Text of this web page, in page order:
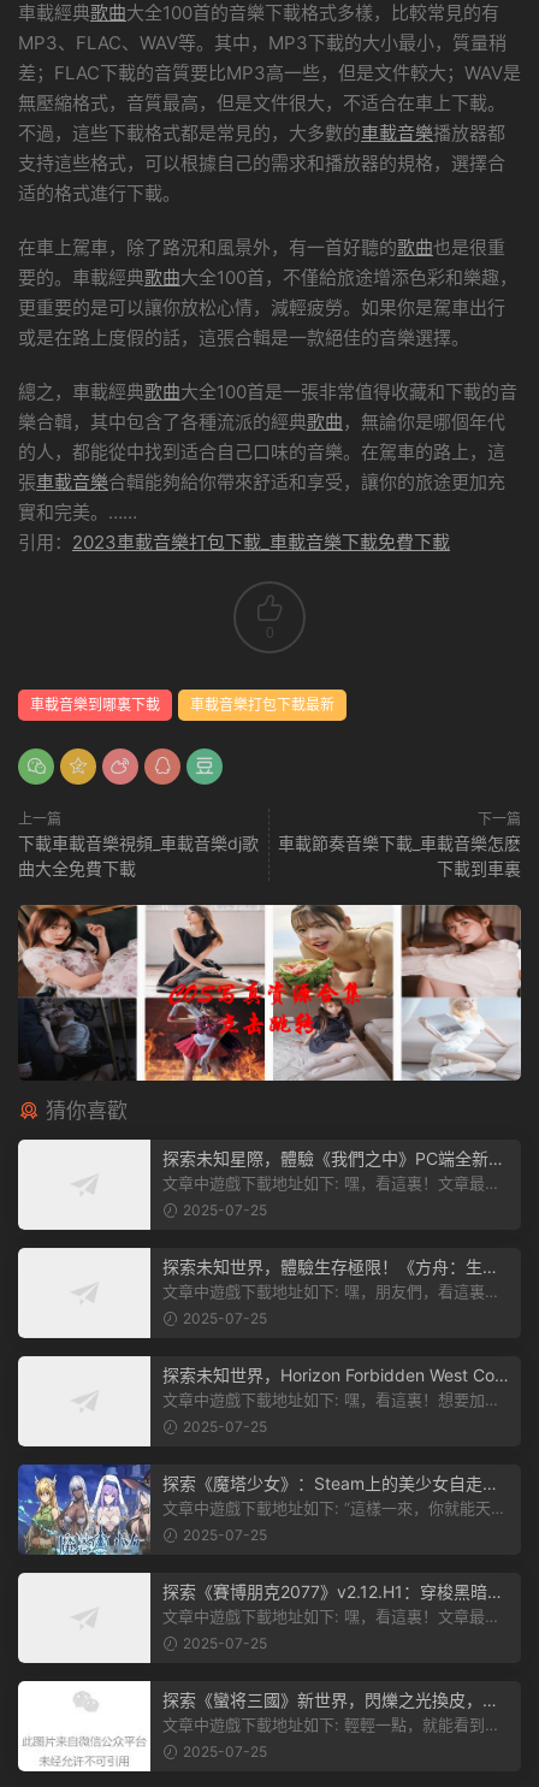
車載經典歌曲大全100首的音樂下載格式多樣，比較常見的有
MP3、FLAC、WAV等。其中，MP3下載的大小最小，質量稍
差；FLAC下載的音質要比MP3高一些，但是文件較大；WAV是
無壓縮格式，音質最高，但是文件很大，不适合在車上下載。
不過，這些下載格式都是常見的，大多數的車載音樂播放器都
支持這些格式，可以根據自己的需求和播放器的規格，選擇合
适的格式進行下載。
在車上駕車，除了路況和風景外，有一首好聽的歌曲也是很重
要的。車載經典歌曲大全100首，不僅給旅途增添色彩和樂趣，
更重要的是可以讓你放松心情，減輕疲勞。如果你是駕車出行
或是在路上度假的話，這張合輯是一款絕佳的音樂選擇。
總之，車載經典歌曲大全100首是一張非常值得收藏和下載的音
樂合輯，其中包含了各種流派的經典歌曲 ，無論你是哪個年代
的人，都能從中找到适合自己口味的音樂。在駕車的路上，這
張車載音樂合輯能夠給你帶來舒适和享受，讓你的旅途更加充
實和完美。……
引用： 2023車載音樂打包下載_車載音樂下載免費下載
0
車載音樂到哪裏下載 車載音樂打包下載最新
上一篇
下載車載音樂視頻_車載音樂dj歌
曲大全免費下載
下一篇
車載節奏音樂下載_車載音樂怎麽
下載到車裏
猜你喜歡
探索未知星際，體驗《我們之中》PC端全新版
本
文章中遊戲下載地址如下: 嘿，看這裏！文章最後
有個圖片，點一下就能加入我們遊...
2025-07-25
探索未知世界，體驗生存極限！《方舟：生存
飛升》v38.9中文版全新升級！
文章中遊戲下載地址如下: 嘿，朋友們，看這裏！
《方舟：生存飛升》這個遊戲超火...
2025-07-25
探索未知世界，Horizon Forbidden West Com
plete Edition正式發布！
文章中遊戲下載地址如下: 嘿，看這裏！想要加入
遊戲資源分享群，就點文章最後那...
2025-07-25
探索《魔塔少女》：Steam上的美少女自走
棋，戰鬥與策略的雙重盛宴！
文章中遊戲下載地址如下: “這樣一來，你就能天天
2025-07-25
探索《賽博朋克2077》v2.12.H1：穿梭黑暗都
市，感受未來世界的震撼
文章中遊戲下載地址如下: 嘿，看這裏！文章最後
有個圖片，點一下就能加入我們的...
2025-07-25
探索《蠻将三國》新世界，閃爍之光換皮，共
赴手遊盛宴！
文章中遊戲下載地址如下: 輕輕一點，就能看到原
文。 滑動一下屏幕，就能看到...
2025-07-25